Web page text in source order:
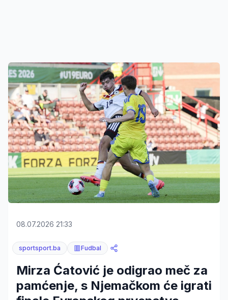
08.07.2026 21:33
sportsport.ba Fudbal
Mirza Ćatović je odigrao meč za
pamćenje, s Njemačkom će igrati